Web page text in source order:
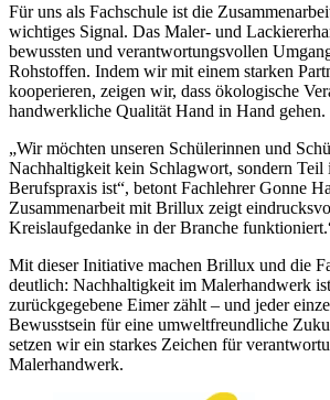
Für uns als Fachschule ist die
wichtiges Signal. Das Maler- und
bewussten und verantwortungsvollen
Rohstoffen. Indem wir mit einem starken
kooperieren, zeigen wir, dass ökologische
handwerkliche Qualität Hand in Hand gehen.
„Wir möchten unseren Schülerinnen und
Nachhaltigkeit kein Schlagwort, sondern Teil
Berufspraxis ist“, betont Fachlehrer Gonne
Zusammenarbeit mit Brillux zeigt
Kreislaufgedanke in der Branche
Mit dieser Initiative machen Brillux und die
deutlich: Nachhaltigkeit im Malerhandwerk
zurückgegebene Eimer zählt – und jeder
Bewusstsein für eine umweltfreundliche
setzen wir ein starkes Zeichen für
Malerhandwerk.